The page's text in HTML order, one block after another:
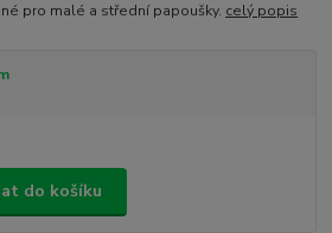
pro malé a střední papoušky. celý popis
do košíku